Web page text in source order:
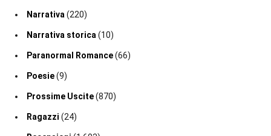
Narrativa(220)
Narrativa storica(10)
Paranormal Romance(66)
Poesie(9)
Prossime Uscite(870)
Ragazzi (24)